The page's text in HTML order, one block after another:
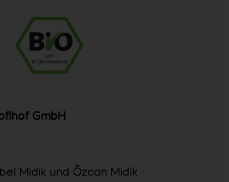
GmbH
Midik und Özcan Midik